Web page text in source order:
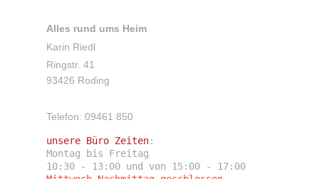
Alles rund ums Heim
Karin Riedl
Ringstr. 41
93426 Roding
Telefon: 09461 850
unsere Büro Zeiten:
Montag bis Freitag